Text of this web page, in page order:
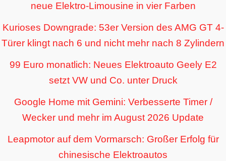
neue Elektro-Limousine in vier Farben
Kurioses Downgrade: 53er Version des AMG GT 4-
Türer klingt nach 6 und nicht mehr nach 8 Zylindern
99 Euro monatlich: Neues Elektroauto Geely E2
setzt VW und Co. unter Druck
Google Home mit Gemini: Verbesserte Timer /
Wecker und mehr im August 2026 Update
Leapmotor auf dem Vormarsch: Großer Erfolg für
chinesische Elektroautos